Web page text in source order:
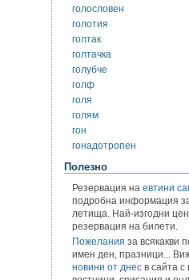
голословен
голотия
голтак
голтачка
голубче
голф
голя
голям
гон
гонадотропен
Полезно
Резервация на евтини
подробна информация
летища. Най-изгодни
резервация на билети.
Пожелания за всякакви
имен ден, празници...
новини от днес в сайта с